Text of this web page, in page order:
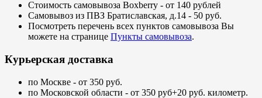
Стоимость самовывоза Boxberry - от 140 рублей
Самовывоз из ПВЗ Братиславская, д.14 - 50 руб.
Посмотреть перечень всех пунктов самовывоза Вы
можете на странице Пункты самовывоза.
Курьерская доставка
по Москве - от 350 руб.
по Московской области - от 350 руб+20 руб. километр.